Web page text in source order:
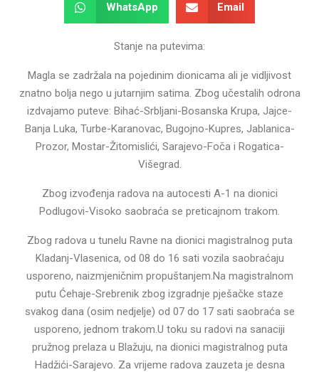
WhatsApp Email
Stanje na putevima:
Magla se zadržala na pojedinim dionicama ali je vidljivost
znatno bolja nego u jutarnjim satima. Zbog učestalih odrona
izdvajamo puteve: Bihać-Srbljani-Bosanska Krupa, Jajce-
Banja Luka, Turbe-Karanovac, Bugojno-Kupres, Jablanica-
Prozor, Mostar-Žitomislići, Sarajevo-Foča i Rogatica-
Višegrad.
Zbog izvođenja radova na autocesti A-1 na dionici
Podlugovi-Visoko saobraća se preticajnom trakom.
Zbog radova u tunelu Ravne na dionici magistralnog puta
Kladanj-Vlasenica, od 08 do 16 sati vozila saobraćaju
usporeno, naizmjeničnim propuštanjem.Na magistralnom
putu Ćehaje-Srebrenik zbog izgradnje pješačke staze
svakog dana (osim nedjelje) od 07 do 17 sati saobraća se
usporeno, jednom trakom.U toku su radovi na sanaciji
pružnog prelaza u Blažuju, na dionici magistralnog puta
Hadžići-Sarajevo. Za vrijeme radova zauzeta je desna